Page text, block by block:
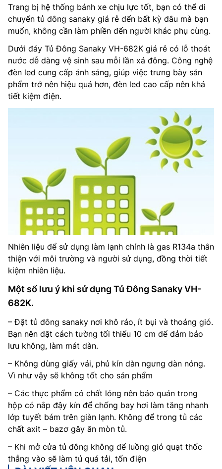
Trang bị hệ thống bánh xe chịu lực tốt, bạn có thể di
chuyển tủ đông sanaky giá rẻ đến bất kỳ đâu mà bạn
muốn, không cần làm phiền đến người khác phụ cùng.
Dưới đáy Tủ Đông Sanaky VH-682K giá rẻ có lỗ thoát
nước dễ dàng vệ sinh sau mỗi lần xả đông. Công nghệ
đèn led cung cấp ánh sáng, giúp việc trưng bày sản
phẩm trở nên hiệu quả hơn, đèn led cao cấp nên khá
tiết kiệm điện.
Nhiên liệu để sử dụng làm lạnh chính là gas R134a thân
thiện với môi trường và người sử dụng, đồng thời tiết
kiệm nhiên liệu.
Một số lưu ý khi sử dụng Tủ Đông Sanaky VH-
682K.
– Đặt tủ đông sanaky nơi khô ráo, ít bụi và thoáng gió.
Bạn nên đặt cách tường tối thiểu 10 cm để đảm bảo
lưu không, làm mát dàn.
– Không dùng giấy vải, phủ kín dàn ngưng dàn nóng.
Vì như vậy sẽ không tốt cho sản phẩm
– Các thực phẩm có chất lỏng nên bảo quản trong
hộp có nắp đậy kín để chống bay hơi làm tăng nhanh
lớp tuyết bám trên giàn lạnh. Không để trong tủ các
chất axit – bazơ gây ăn mòn tủ.
– Khi mở cửa tủ đông không để luồng gió quạt thốc
thẳng vào sẽ làm tủ quá tải, tốn điện